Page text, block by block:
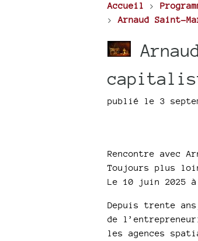
Accueil >
> Arnaud Saint-
publié le 3
Rencontre avec
Toujours plus
Le 10 juin 2025
Depuis trente
de
les agences